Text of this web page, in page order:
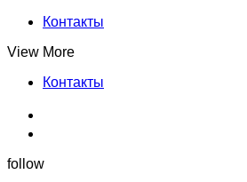
Контакты
View More
Контакты
follow